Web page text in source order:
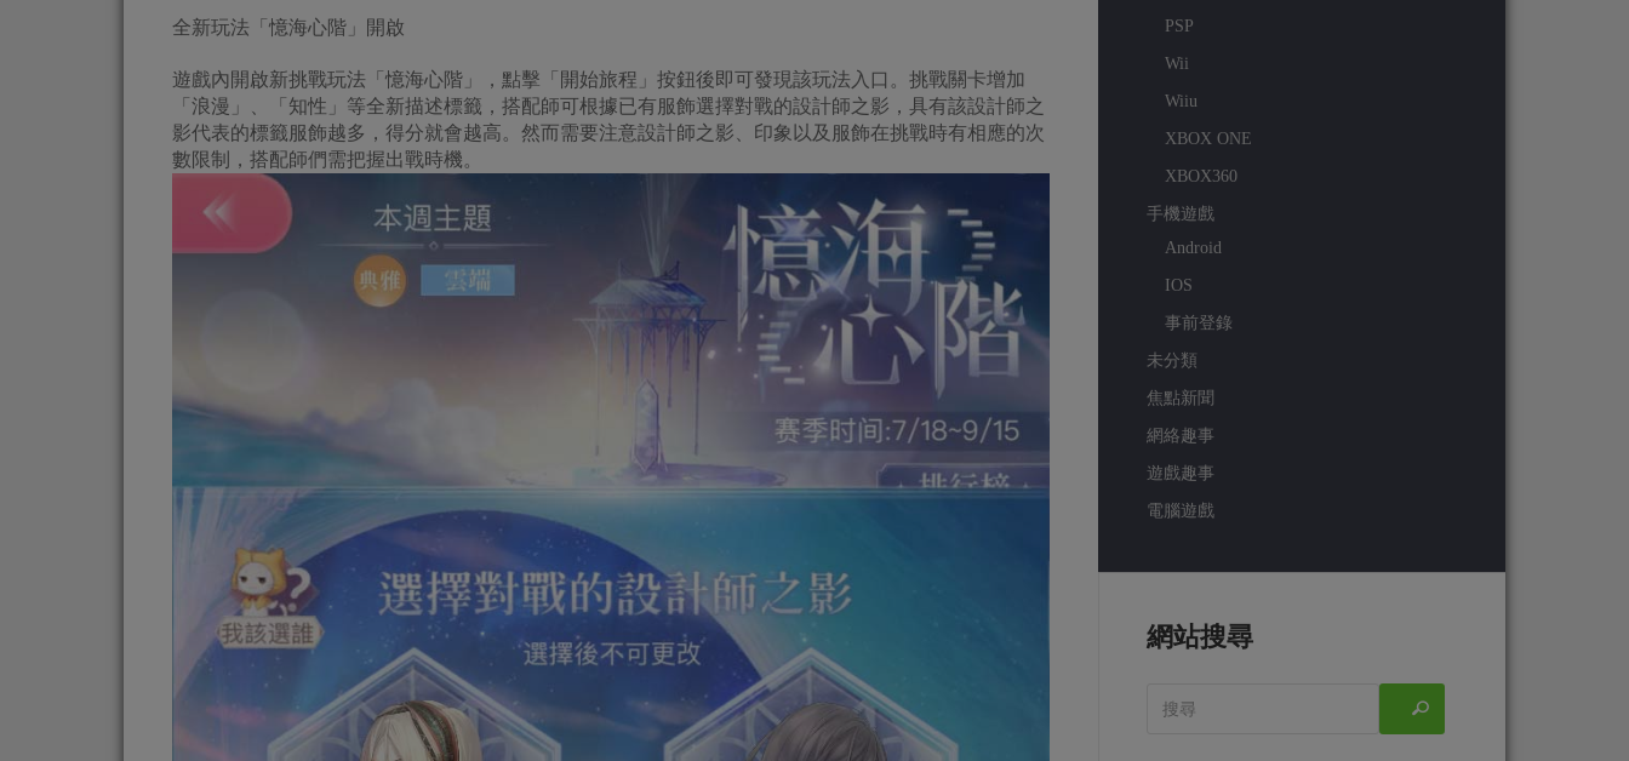
全新玩法「憶海心階」開啟
遊戲內開啟新挑戰玩法「憶海心階」，點擊「開始旅程」按鈕後即可發現該玩法入口。挑戰關卡增加
「浪漫」、「知性」等全新描述標籤，搭配師可根據已有服飾選擇對戰的設計師之影，具有該設計師之
影代表的標籤服飾越多，得分就會越高。然而需要注意設計師之影、印象以及服飾在挑戰時有相應的次
數限制，搭配師們需把握出戰時機。
PSP
Wii
Wiiu
XBOX ONE
XBOX360
手機遊戲
Android
IOS
事前登錄
未分類
焦點新聞
網絡趣事
遊戲趣事
電腦遊戲
網站搜尋